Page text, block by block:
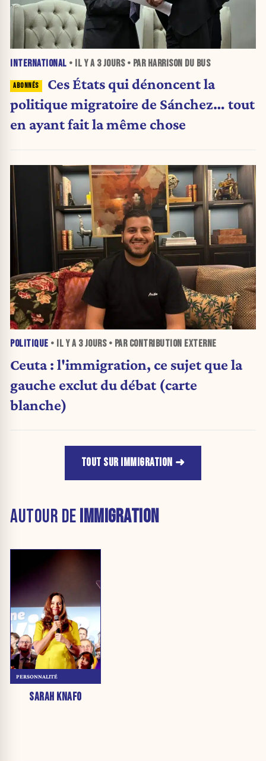
INTERNATIONAL • IL Y A 3 JOURS• PAR HARRISON DU BUS
Ces États qui dénoncent la
politique migratoire de Sánchez… tout
en ayant fait la même chose
POLITIQUE • IL Y A 3 JOURS• PAR CONTRIBUTION EXTERNE
Ceuta : l'immigration, ce sujet que la
gauche exclut du débat (carte
blanche)
TOUT SUR IMMIGRATION
AUTOUR DEIMMIGRATION
SARAH KNAFO
PERSONNALITÉ